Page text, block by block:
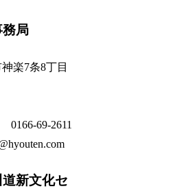
局
楽7条8丁目
69-2611
新文化セ